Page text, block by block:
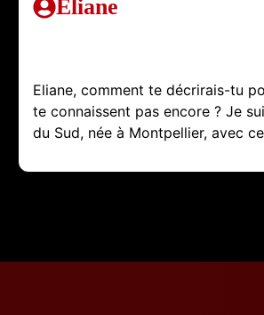
Eliane
Eliane, comment te décrirais-tu
te connaissent pas encore ? Je
du Sud, née à Montpellier, avec